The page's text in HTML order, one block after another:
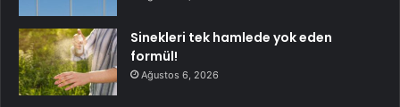
Sinekleri tek hamlede yok eden
formül!
Ağustos 6, 2026